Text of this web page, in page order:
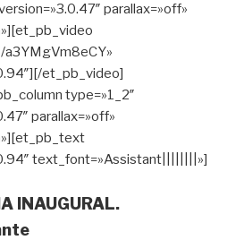
parallax=»off»
et_pb_video]
type=»1_2″
parallax=»off»
text_font=»Assistant||||||||»]
INAUGURAL.